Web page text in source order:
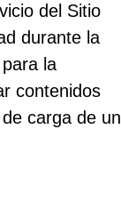
del Sitio
durante la
la
contenidos
carga de un